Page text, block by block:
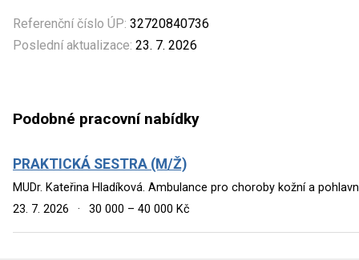
Referenční číslo ÚP: 32720840736
Poslední aktualizace: 23. 7. 2026
Podobné pracovní nabídky
PRAKTICKÁ SESTRA (M/Ž)
MUDr. Kateřina Hladíková. Ambulance pro choroby kožní a
23. 7. 2026
· 30 000 – 40 000 Kč